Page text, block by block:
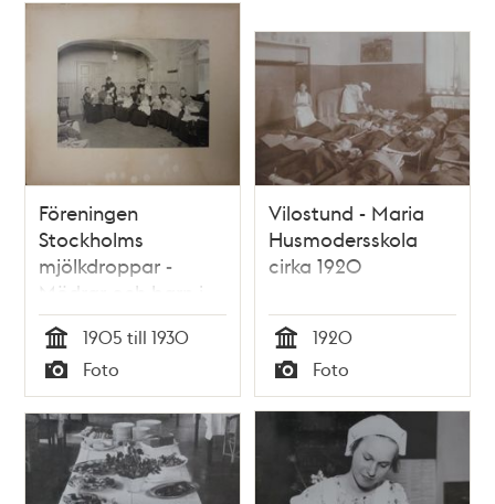
Föreningen
Stockholms
mjölkdroppar -
Mödrar och barn i
väntrummet
Tid
1905 till 1930
Typ
Foto
Vilostund - Maria
Husmodersskola
cirka 1920
Tid
1920
Typ
Foto